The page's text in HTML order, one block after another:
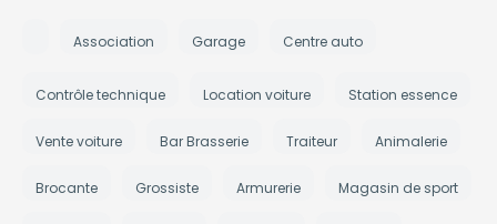
Association Garage Centre auto
Contrôle technique Location voiture Station essence
Vente voiture Bar Brasserie Traiteur Animalerie
Brocante Grossiste Armurerie Magasin de sport